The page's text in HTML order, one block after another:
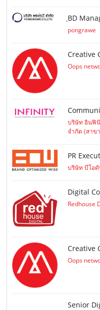
BD
pongrawe
Creative
Oops
บริษัท อินฟิ
จำกัด (สาข
PR
บริษัท บีโอดั
Digital
Redhouse
Creative
Oops
Senior